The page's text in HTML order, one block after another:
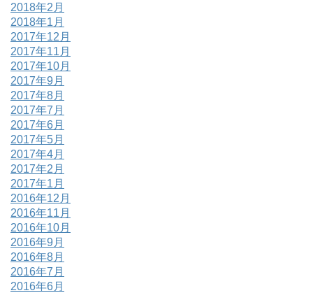
2018年2月
2018年1月
2017年12月
2017年11月
2017年10月
2017年9月
2017年8月
2017年7月
2017年6月
2017年5月
2017年4月
2017年2月
2017年1月
2016年12月
2016年11月
2016年10月
2016年9月
2016年8月
2016年7月
2016年6月